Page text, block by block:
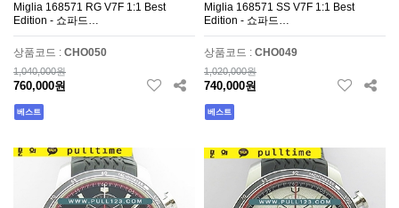
Miglia 168571 RG V7F 1:1 Best
Edition - 쇼파드…
상품코드 : CHO050
1,040,000원
760,000원
베스트
Miglia 168571 SS V7F 1:1 Best
Edition - 쇼파드…
상품코드 : CHO049
1,020,000원
740,000원
베스트